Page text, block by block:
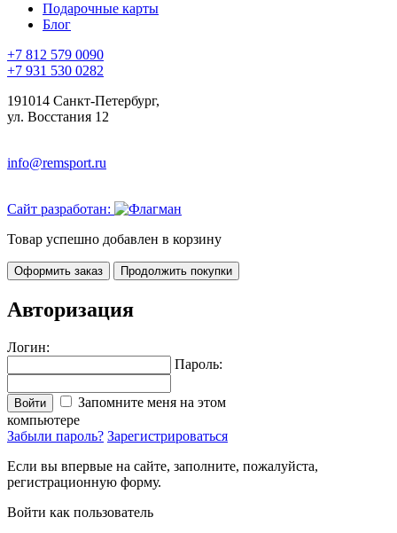
Подарочные карты
Блог
+7 812 579 0090
+7 931 530 0282
191014 Санкт-Петербург,
ул. Восстания 12
info@remsport.ru
Сайт разработан:
Товар успешно добавлен в корзину
Оформить заказ Продолжить покупки
Авторизация
Логин:
Пароль:
Войти
Запомните меня на этом
компьютере
Забыли пароль? Зарегистрироваться
Если вы впервые на сайте, заполните, пожалуйста,
регистрационную форму.
Войти как пользователь